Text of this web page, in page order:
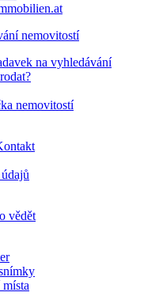
nemovitostí
na vyhledávání
nemovitostí
vědět